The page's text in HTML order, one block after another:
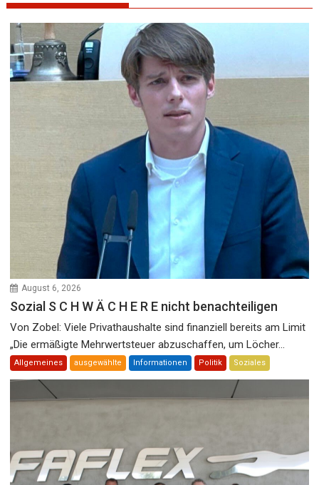
August 6, 2026
Sozial S C H W Ä C H E R E nicht benachteiligen
Von Zobel: Viele Privathaushalte sind finanziell bereits am Limit
„Die ermäßigte Mehrwertsteuer abzuschaffen, um Löcher...
Allgemeines ausgewählte Informationen Politik Soziales